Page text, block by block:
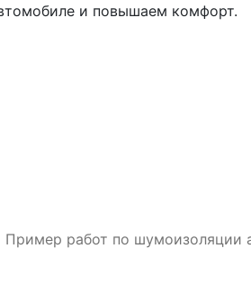
и повышаем комфорт.
Пример работ по шумоизоляции